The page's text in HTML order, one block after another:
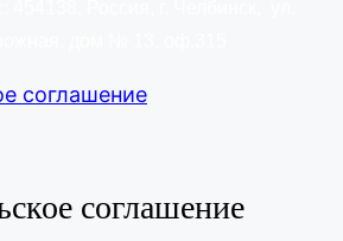
соглашение
соглашение